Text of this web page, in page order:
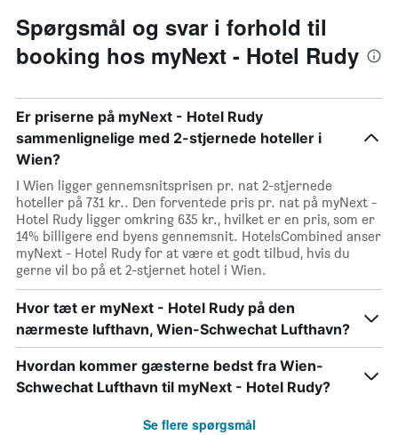
Spørgsmål og svar i forhold til
booking hos myNext - Hotel Rudy
Er priserne på myNext - Hotel Rudy
sammenlignelige med 2-stjernede hoteller i
Wien?
I Wien ligger gennemsnitsprisen pr. nat 2-stjernede
hoteller på 731 kr.. Den forventede pris pr. nat på myNext -
Hotel Rudy ligger omkring 635 kr., hvilket er en pris, som er
14% billigere end byens gennemsnit. HotelsCombined anser
myNext - Hotel Rudy for at være et godt tilbud, hvis du
gerne vil bo på et 2-stjernet hotel i Wien.
Hvor tæt er myNext - Hotel Rudy på den
nærmeste lufthavn, Wien-Schwechat Lufthavn?
Hvordan kommer gæsterne bedst fra Wien-
Schwechat Lufthavn til myNext - Hotel Rudy?
Se flere spørgsmål